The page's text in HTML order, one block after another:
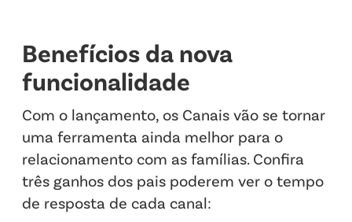
Benefícios da nova
funcionalidade
Com o lançamento, os Canais vão se tornar
uma ferramenta ainda melhor para o
relacionamento com as famílias. Confira
três ganhos dos pais poderem ver o tempo
de resposta de cada canal: